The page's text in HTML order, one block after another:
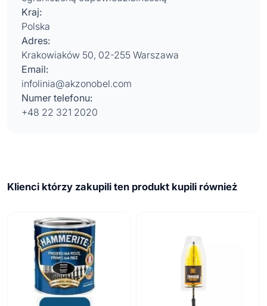
Kraj:
Polska
Adres:
Krakowiaków 50, 02-255 Warszawa
Email:
infolinia@akzonobel.com
Numer telefonu:
+48 22 321 2020
Klienci którzy zakupili ten produkt kupili również